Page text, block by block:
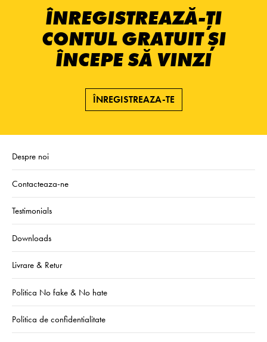
ÎNREGISTREAZĂ-ȚI
CONTUL GRATUIT ȘI
ÎNCEPE SĂ VINZI
ÎNREGISTREAZA-TE
Despre noi
Contacteaza-ne
Testimonials
Downloads
Livrare & Retur
Politica No fake & No hate
Politica de confidentialitate